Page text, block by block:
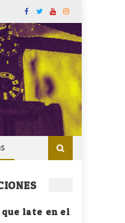
late en el